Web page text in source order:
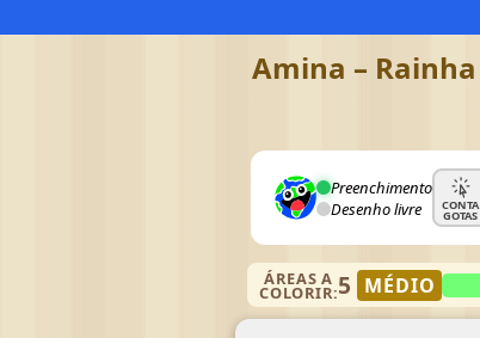
Amina –
Preenchimento
Desenho livre
CONTA
GOTAS
ÁREAS A
COLORIR:5 MÉDIO